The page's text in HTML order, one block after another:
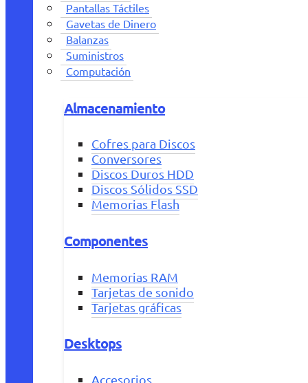
Pantallas Táctiles
Gavetas de Dinero
Balanzas
Suministros
Computación
Almacenamiento
Cofres para Discos
Conversores
Discos Duros HDD
Discos Sólidos SSD
Memorias Flash
Componentes
Memorias RAM
Tarjetas de sonido
Tarjetas gráficas
Desktops
Accesorios